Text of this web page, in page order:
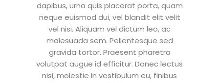
dapibus, urna quis placerat porta, quam
neque euismod dui, vel blandit elit velit
vel nisi. Aliquam vel dictum leo, ac
malesuada sem. Pellentesque sed
gravida tortor. Praesent pharetra
volutpat augue id efficitur. Donec lectus
nisi, molestie in vestibulum eu, finibus